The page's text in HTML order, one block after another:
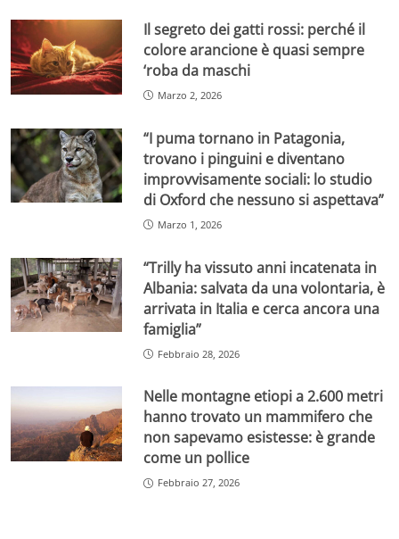
Il segreto dei gatti rossi: perché il
colore arancione è quasi sempre
‘roba da maschi
Marzo 2, 2026
“I puma tornano in Patagonia,
trovano i pinguini e diventano
improvvisamente sociali: lo studio
di Oxford che nessuno si aspettava”
Marzo 1, 2026
“Trilly ha vissuto anni incatenata in
Albania: salvata da una volontaria, è
arrivata in Italia e cerca ancora una
famiglia”
Febbraio 28, 2026
Nelle montagne etiopi a 2.600 metri
hanno trovato un mammifero che
non sapevamo esistesse: è grande
come un pollice
Febbraio 27, 2026